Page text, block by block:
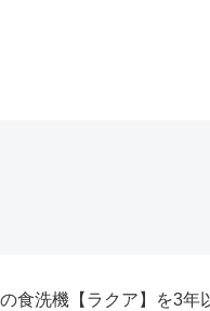
食洗機【ラクア】を3年